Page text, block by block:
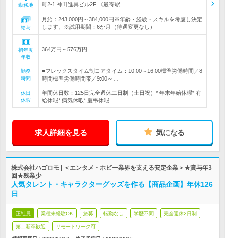
勤務地
町2-1 神田進興ビル2F 《最寄駅…
給与
月給：243,000円～384,000円※年齢・経験・スキルを考慮し決定
します。※試用期間：6か月（待遇変更なし）
初年度
年収
364万円～576万円
勤務
時間
■フレックスタイム制コアタイム：10:00～16:00標準労働時間／8
時間標準労働時間帯／9:00～…
休日
休暇
年間休日数：125日完全週休二日制（土日祝）* 年末年始休暇* 有
給休暇* 病気休暇* 慶弔休暇
求人詳細を見る 気になる
株式会社ハゴロモ | ＜エンタメ・ホビー業界を支える安定企業＞★賞与年3
回★残業少
人気タレント・キャラクターグッズを作る【商品企画】年休126
日
正社員 業種未経験OK 急募 転勤なし 学歴不問 完全週休2日制
第二新卒歓迎 リモートワーク可